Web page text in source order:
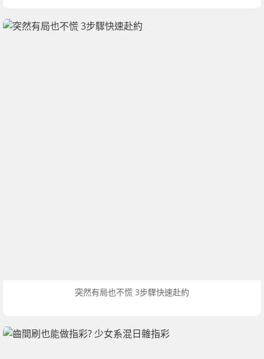
突然有局也不慌 3步驟快速赴約